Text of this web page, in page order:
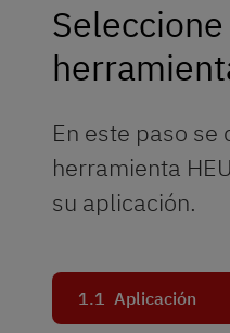
En este paso se
herramienta
su aplicación.
1.1 Aplicación